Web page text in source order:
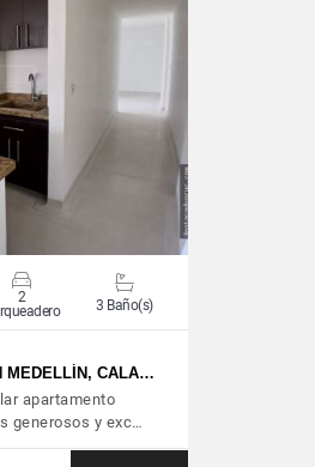
2
3 Baño(s)
MEDELLÍN, CALA…
apartamento
generosos y exc…